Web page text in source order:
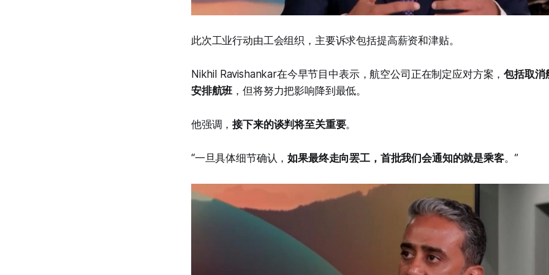
此次工业行动由工会组织，主要诉求包括提高薪资和津贴。
Nikhil Ravishankar在今早节目中表示，航空公司正在制定应对方案，包括取消
安排航班 ，但将努力把影响降到最低。
他强调，接下来的谈判将至关重要。
“一旦具体细节确认，如果最终走向罢工，首批我们会通知的就是乘客。”